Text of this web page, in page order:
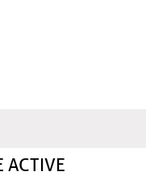
ACTIVE